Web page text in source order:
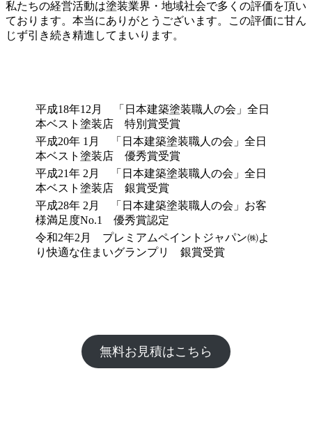
私たちの経営活動は塗装業界・地域社会で多くの評価を頂い
ております。本当にありがとうございます。この評価に甘ん
じず引き続き精進してまいります。
平成18年12月 「日本建築塗装職人の会」全日
本ベスト塗装店 特別賞受賞
平成20年 1月 「日本建築塗装職人の会」全日
本ベスト塗装店 優秀賞受賞
平成21年 2月 「日本建築塗装職人の会」全日
本ベスト塗装店 銀賞受賞
平成28年 2月 「日本建築塗装職人の会」お客
様満足度No.1 優秀賞認定
令和2年2月 プレミアムペイントジャパン㈱よ
り快適な住まいグランプリ 銀賞受賞
無料お見積はこちら